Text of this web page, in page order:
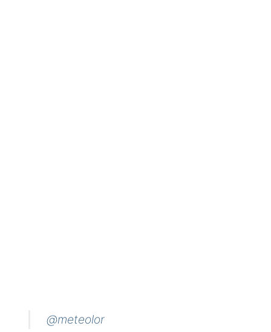
@meteolor